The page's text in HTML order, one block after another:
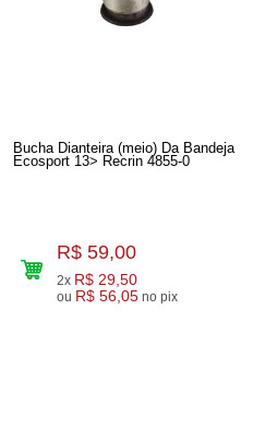
Bucha Dianteira (meio) Da Bandeja
Ecosport 13> Recrin 4855-0
R$ 59,00
2x R$ 29,50
ou R$ 56,05 no pix